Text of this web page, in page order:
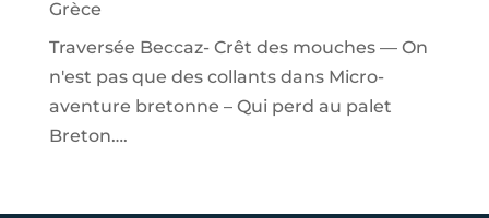
Grèce
Traversée Beccaz- Crêt des mouches — On
n'est pas que des collantsdans Micro-
aventure bretonne – Qui perd au palet
Breton….